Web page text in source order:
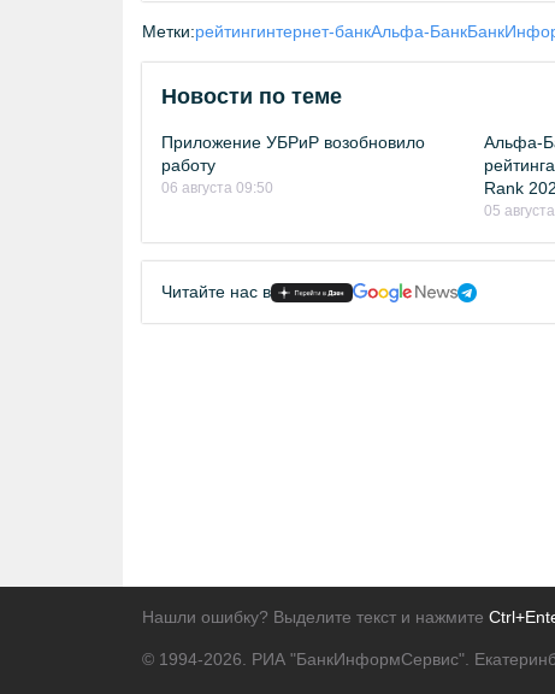
Метки:рейтингинтернет-банкАльфа-Банк
Новости по теме
Приложение УБРиР возобновило
работу
06 августа 09:50
Альфа-
Rank
05
Читайте нас в
Нашли ошибку? Выделите текст и нажмите
© 1994-2026. РИА "БанкИнформСервис".